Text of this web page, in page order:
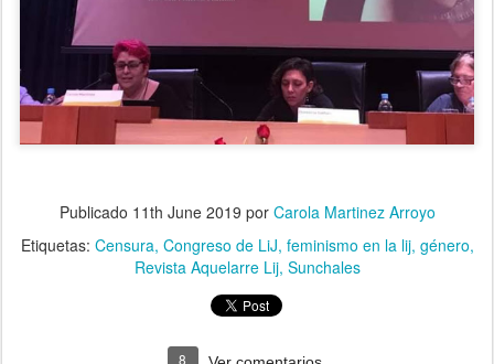
Publicado 11th June 2019 por Carola Martinez Arroyo
Etiquetas: Censura Congreso de LiJ feminismo en la lij género
Revista Aquelarre Lij Sunchales
8